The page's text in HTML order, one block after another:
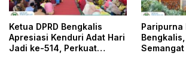
Ketua DPRD Bengkalis
Apresiasi Kenduri Adat Hari
Jadi ke-514, Perkuat
Paripurna
Bengkalis,